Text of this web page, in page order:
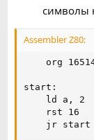
символы
Assembler Z80:
org
start:
ld a, 2
rst 16
jr start